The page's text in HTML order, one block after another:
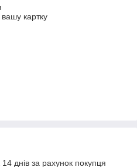
картку
днів за рахунок покупця